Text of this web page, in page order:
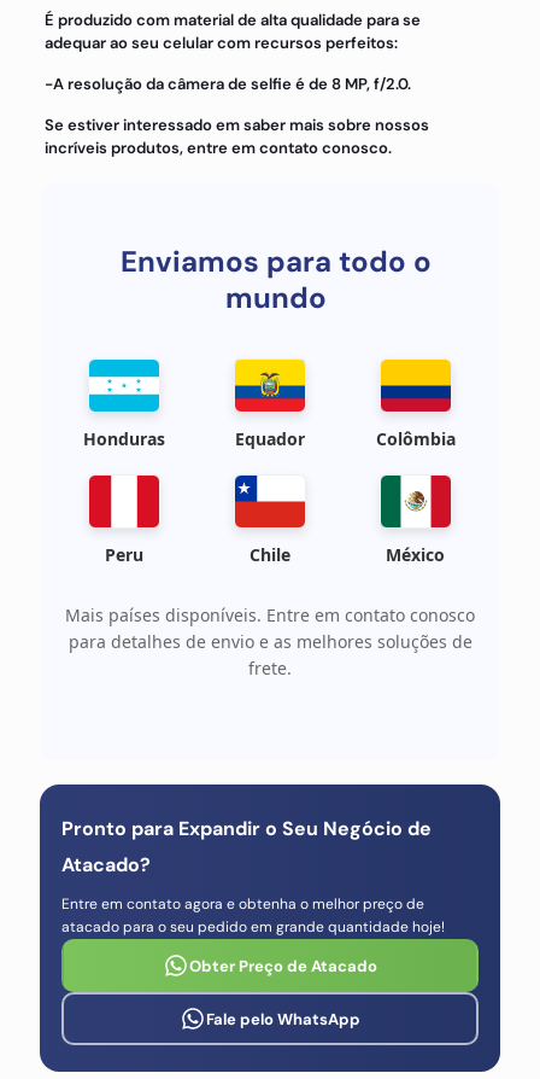
É produzido com material de alta qualidade para se
adequar ao seu celular com recursos perfeitos:
-A resolução da câmera de selfie é de 8 MP, f/2.0.
Se estiver interessado em saber mais sobre nossos
incríveis produtos, entre em contato conosco.
Enviamos para todo o
mundo
Honduras Equador Colômbia
Peru Chile México
Mais países disponíveis. Entre em contato conosco
para detalhes de envio e as melhores soluções de
frete.
Pronto para Expandir o Seu Negócio de
Atacado?
Entre em contato agora e obtenha o melhor preço de
atacado para o seu pedido em grande quantidade hoje!
Obter Preço de Atacado
Fale pelo WhatsApp